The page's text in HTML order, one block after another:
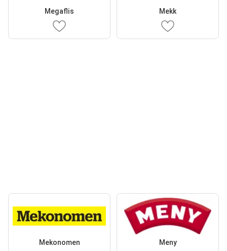
Megaflis Mekk
Mekonomen Meny